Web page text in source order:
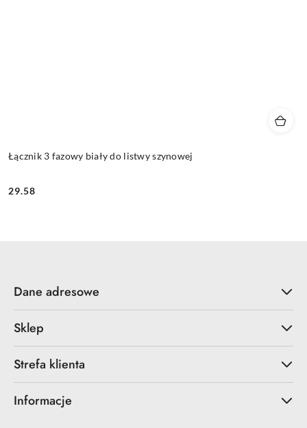
Łącznik 3 fazowy biały do listwy szynowej
Cena:
29.58
Dane adresowe
Sklep
Strefa klienta
Informacje